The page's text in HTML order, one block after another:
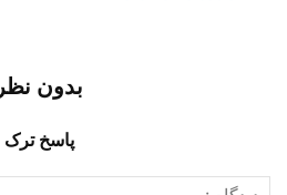
بدون نظر
پاسخ ترک